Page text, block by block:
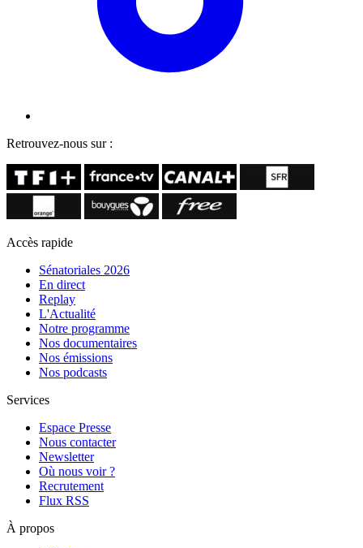
Retrouvez-nous sur :
Accès rapide
Sénatoriales 2026
En direct
Replay
L'Actualité
Notre programme
Nos documentaires
Nos émissions
Nos podcasts
Services
Espace Presse
Nous contacter
Newsletter
Où nous voir ?
Recrutement
Flux RSS
À propos